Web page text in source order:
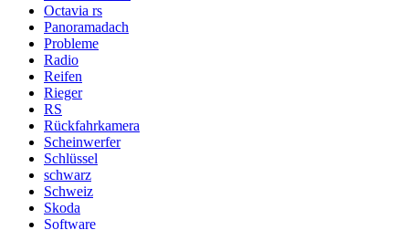
Octavia rs
Panoramadach
Probleme
Radio
Reifen
Rieger
RS
Rückfahrkamera
Scheinwerfer
Schlüssel
schwarz
Schweiz
Skoda
Software